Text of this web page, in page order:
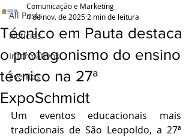
All Posts
Notícias
Informativos
Eventos
Técnico em Pauta destaca
o protagonismo do ensino
técnico na 27ª
ExpoSchmidt
Comunicação e Marketing
4 de nov. de 2025 2 min de leitura
Um eventos educacionais mais
tradicionais de São Leopoldo, a 27ª